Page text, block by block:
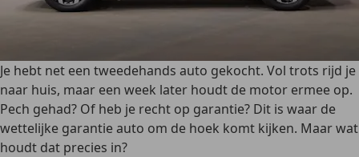
Je hebt net een tweedehands auto gekocht. Vol trots rijd je
naar huis, maar een week later houdt de motor ermee op.
Pech gehad? Of heb je recht op garantie? Dit is waar de
wettelijke garantie auto om de hoek komt kijken. Maar wat
houdt dat precies in?